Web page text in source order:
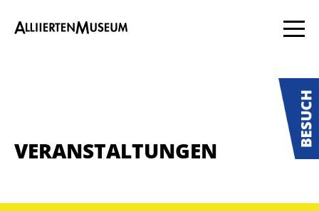
VERANSTALTUNGEN